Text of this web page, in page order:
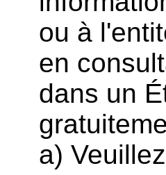
ou à
en
dans un
a)